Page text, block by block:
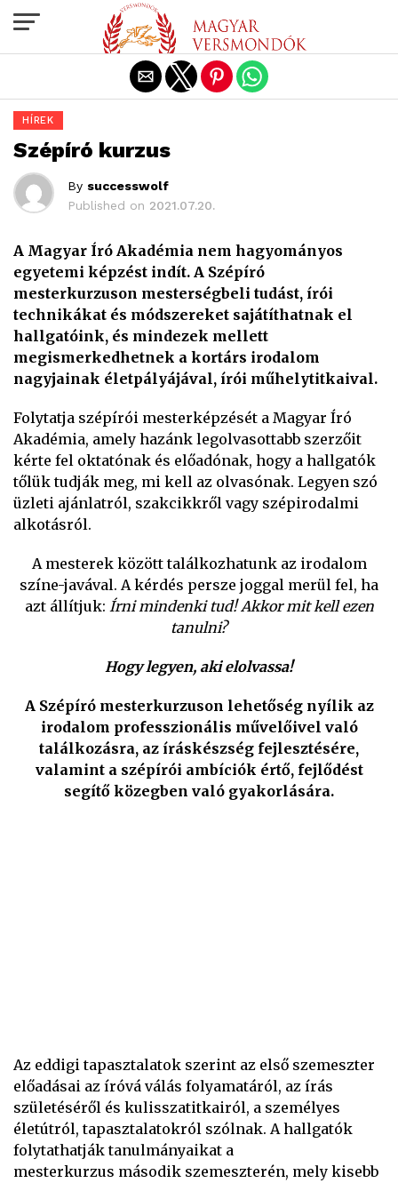
HÍREK
Szépíró kurzus
By successwolf
Published on 2021.07.20.
A Magyar Író Akadémia nem hagyományos
egyetemi képzést indít. A Szépíró
mesterkurzuson mesterségbeli tudást, írói
technikákat és módszereket sajátíthatnak el
hallgatóink, és mindezek mellett
megismerkedhetnek a kortárs irodalom
nagyjainak életpályájával, írói műhelytitkaival.
Folytatja szépírói mesterképzését a Magyar Író
Akadémia, amely hazánk legolvasottabb szerzőit
kérte fel oktatónak és előadónak, hogy a hallgatók
tőlük tudják meg, mi kell az olvasónak. Legyen szó
üzleti ajánlatról, szakcikkről vagy szépirodalmi
alkotásról.
A mesterek között találkozhatunk az irodalom
színe-javával. A kérdés persze joggal merül fel, ha
azt állítjuk: Írni mindenki tud! Akkor mit kell ezen
tanulni?
Hogy legyen, aki elolvassa!
A Szépíró mesterkurzuson lehetőség nyílik az
irodalom professzionális művelőivel való
találkozásra, az íráskészség fejlesztésére,
valamint a szépírói ambíciók értő, fejlődést
segítő közegben való gyakorlására.
Az eddigi tapasztalatok szerint az első szemeszter
előadásai az íróvá válás folyamatáról, az írás
születéséről és kulisszatitkairól, a személyes
életútról, tapasztalatokról szólnak. A hallgatók
folytathatják tanulmányaikat a
mesterkurzus második szemeszterén, mely kisebb
Exit mobile version